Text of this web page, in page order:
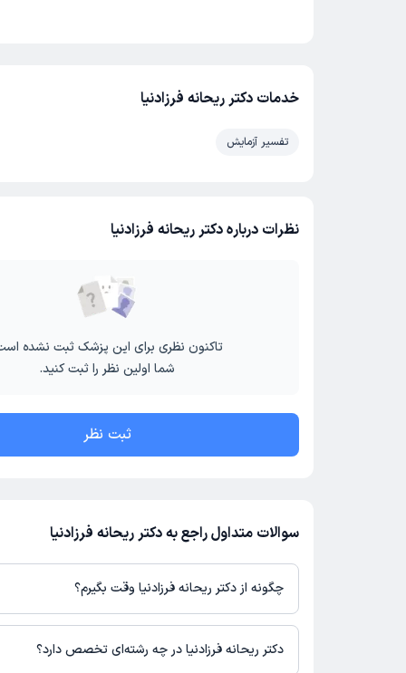
خدمات دکتر ریحانه فرزادنیا
تفسیر آزمایش
نظرات درباره دکتر ریحانه فرزادنیا
تاکنون نظری برای این پزشک ثبت نشده
شما اولین نظر را ثبت کنید.
ثبت نظر
سوالات متداول راجع به دکتر ریحانه فرزادنیا
چگونه از دکتر ریحانه فرزادنیا وقت بگیرم؟
در صورتی کهدکتر ریحانه فرزادنیادارای پروفایل فعال و نوبت‌دهی باز
باشند، می‌توانید از طریق این پلتفرم برای دریافت نوبت اقدام کنید.
دکتر ریحانه فرزادنیا در چه رشته‌ای تخصص دارد؟